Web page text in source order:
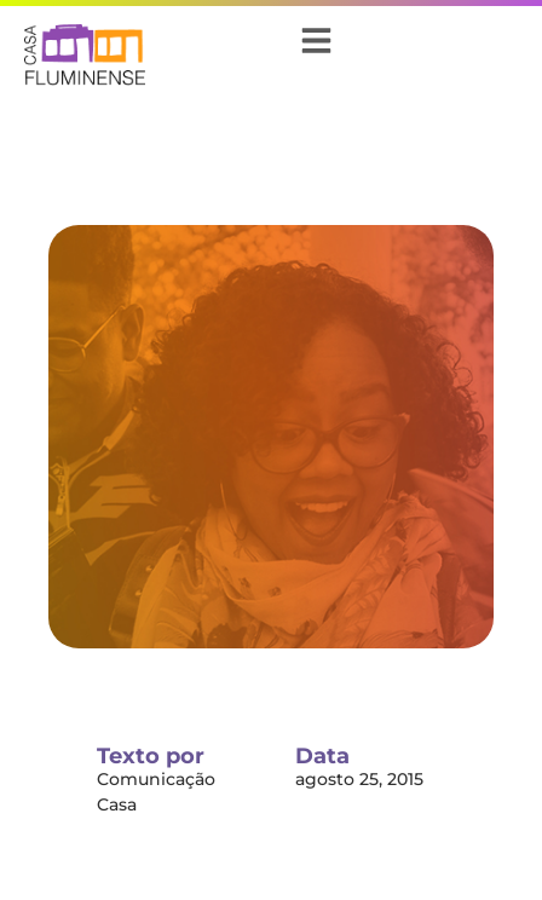
Texto por
Comunicação
Casa
Data
agosto 25, 2015